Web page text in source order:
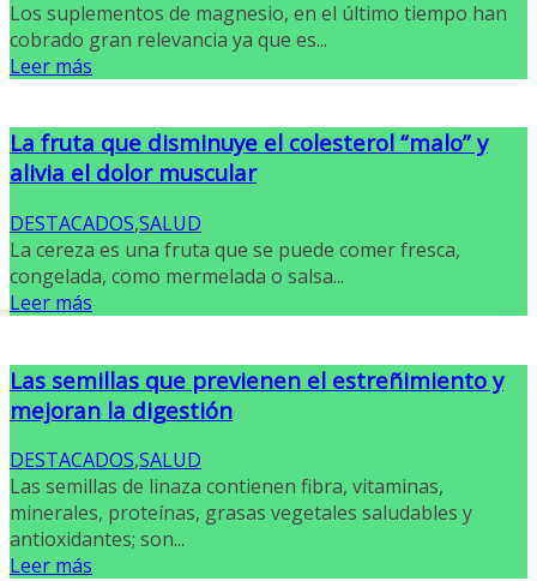
Los suplementos de magnesio, en el último tiempo han
cobrado gran relevancia ya que es...
Leer más
La fruta que disminuye el colesterol “malo” y
alivia el dolor muscular
DESTACADOS,SALUD
La cereza es una fruta que se puede comer fresca,
congelada, como mermelada o salsa...
Leer más
Las semillas que previenen el estreñimiento y
mejoran la digestión
DESTACADOS,SALUD
Las semillas de linaza contienen fibra, vitaminas,
minerales, proteínas, grasas vegetales saludables y
antioxidantes; son...
Leer más